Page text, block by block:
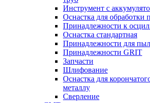
Инструмент с
Оснастка для обработки
Принадлежности к
Оснастка стандартная
Принадлежности для
Принадлежности GRIT
Запчасти
Шлифование
Оснастка для
металлу
Сверление